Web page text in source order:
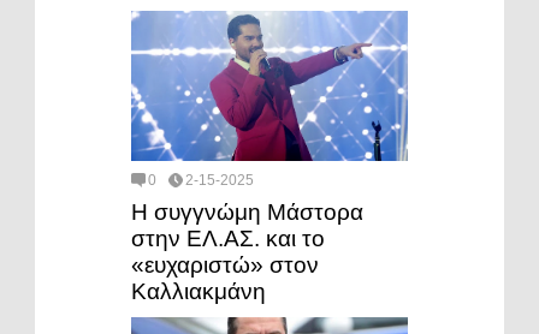
0 2-15-2025
Η συγγνώμη Μάστορα
στην ΕΛ.ΑΣ. και το
«ευχαριστώ» στον
Καλλιακμάνη